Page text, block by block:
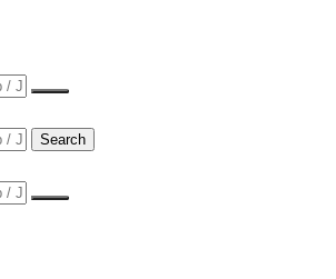
Search